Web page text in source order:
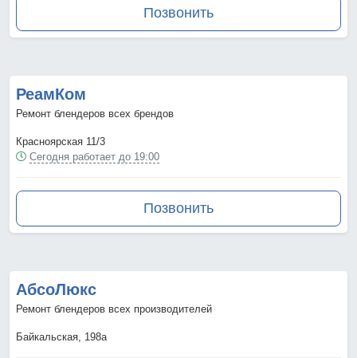
Позвонить
РеамКом
Ремонт блендеров всех брендов
Красноярская 11/3
Сегодня работает до 19:00
Позвонить
АбсоЛюкс
Ремонт блендеров всех производителей
Байкальская, 198а